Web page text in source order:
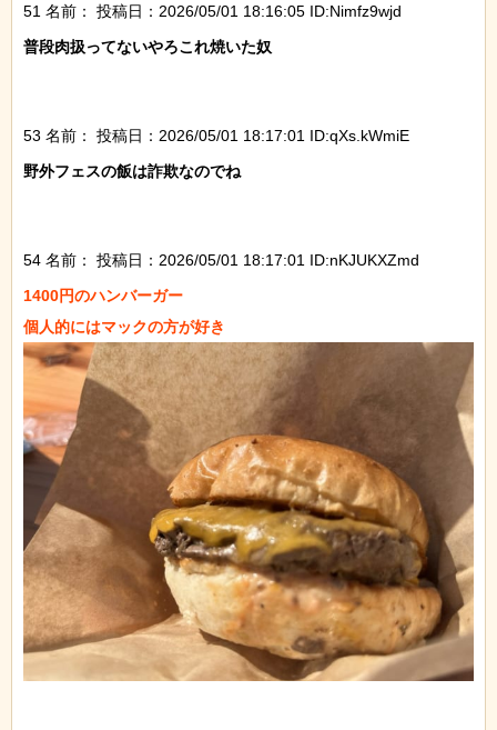
51 名前：
投稿日：2026/05/01 18:16:05 ID:Nimfz9wjd
普段肉扱ってないやろこれ焼いた奴
53 名前：
投稿日：2026/05/01 18:17:01 ID:qXs.kWmiE
野外フェスの飯は詐欺なのでね
54 名前：
投稿日：2026/05/01 18:17:01 ID:nKJUKXZmd
1400円のハンバーガー